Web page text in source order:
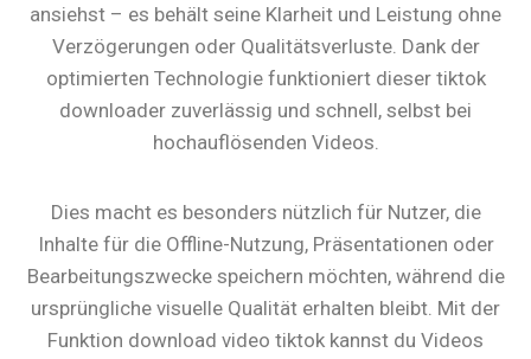
ansiehst – es behält seine Klarheit und Leistung ohne
Verzögerungen oder Qualitätsverluste. Dank der
optimierten Technologie funktioniert dieser tiktok
downloader zuverlässig und schnell, selbst bei
hochauflösenden Videos.
Dies macht es besonders nützlich für Nutzer, die
Inhalte für die Offline-Nutzung, Präsentationen oder
Bearbeitungszwecke speichern möchten, während die
ursprüngliche visuelle Qualität erhalten bleibt. Mit der
Funktion download video tiktok kannst du Videos